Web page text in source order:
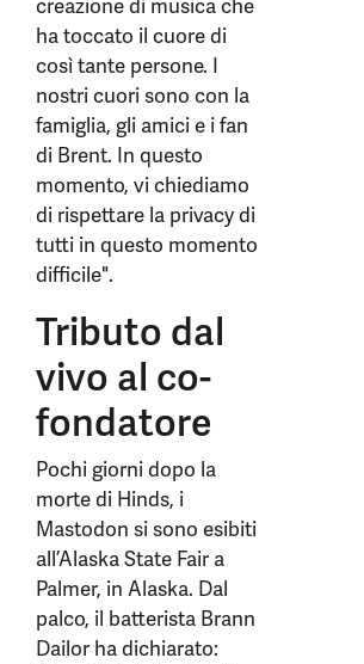
creazione di musica che
ha toccato il cuore di
così tante persone. I
nostri cuori sono con la
famiglia, gli amici e i fan
di Brent. In questo
momento, vi chiediamo
di rispettare la privacy di
tutti in questo momento
difficile".
Tributo dal
vivo al co-
fondatore
Pochi giorni dopo la
morte di Hinds, i
Mastodon si sono esibiti
all’Alaska State Fair a
Palmer, in Alaska. Dal
palco, il batterista Brann
Dailor ha dichiarato: